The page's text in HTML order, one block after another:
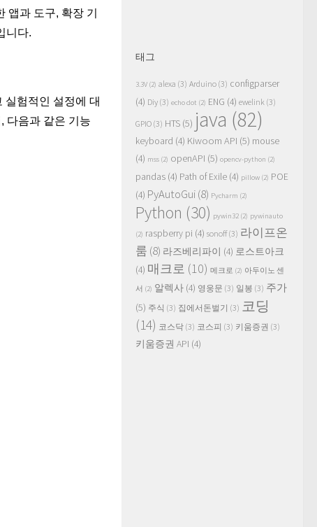
앱과 도구, 확장 기
니다.
실험적인 설정에 대
다음과 같은 기능
태그
3.3V (2) alexa (3) Arduino (3) configparser
(4) Diy (3) echo dot (2) ENG (4) ewelink (3)
GPIO (3) HTS (5) java (82)
keyboard (4) Kiwoom API (5) mouse
(4) mss (2) openAPI (5) opencv-python (2)
pandas (4) Path of Exile (4) pillow (2) POE
(4) PyAutoGui(8) Pycharm (2)
Python (30) pywin32 (2) pywinauto
(2) raspberry pi (4) sonoff(3) 라이프온
룸 (8) 라즈베리파이 (4) 로스트아크
(4) 매크로 (10) 메크로 (2) 아두이노 센
서 (2) 알렉사 (4) 영웅문 (3) 일봉 (3) 주가
(5) 주식 (3) 집에서돈벌기 (3) 코딩
(14) 코스닥 (3) 코스피 (3) 키움증권 (3)
키움증권 API (4)